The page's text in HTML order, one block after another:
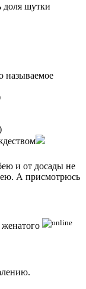
доля шутки
называемое
и от досады не
А присмотрюсь